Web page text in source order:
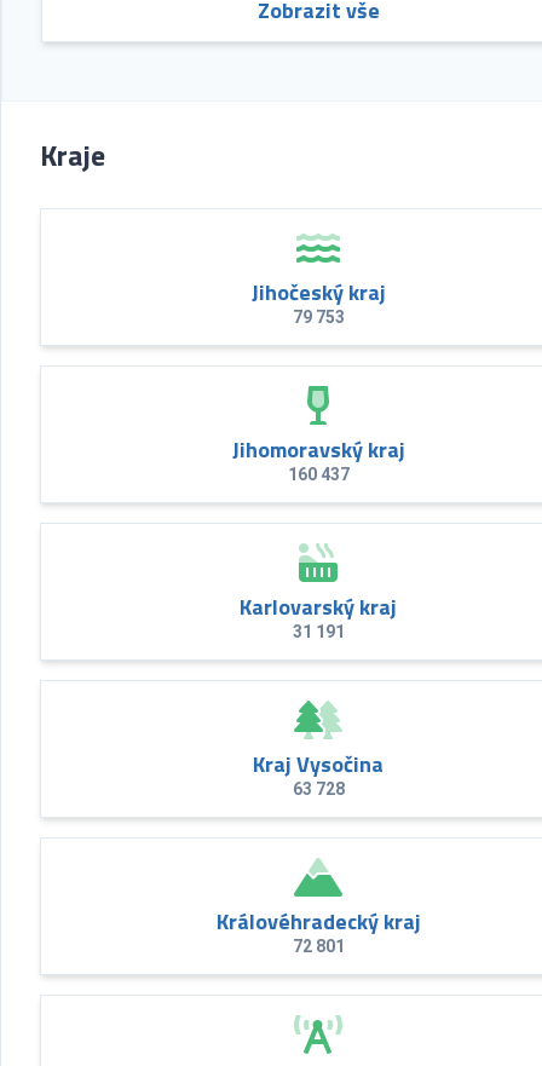
Zobrazit vše
Kraje
Jihočeský kraj
79 753
Jihomoravský kraj
160 437
Karlovarský kraj
31 191
Kraj Vysočina
63 728
Královéhradecký kraj
72 801